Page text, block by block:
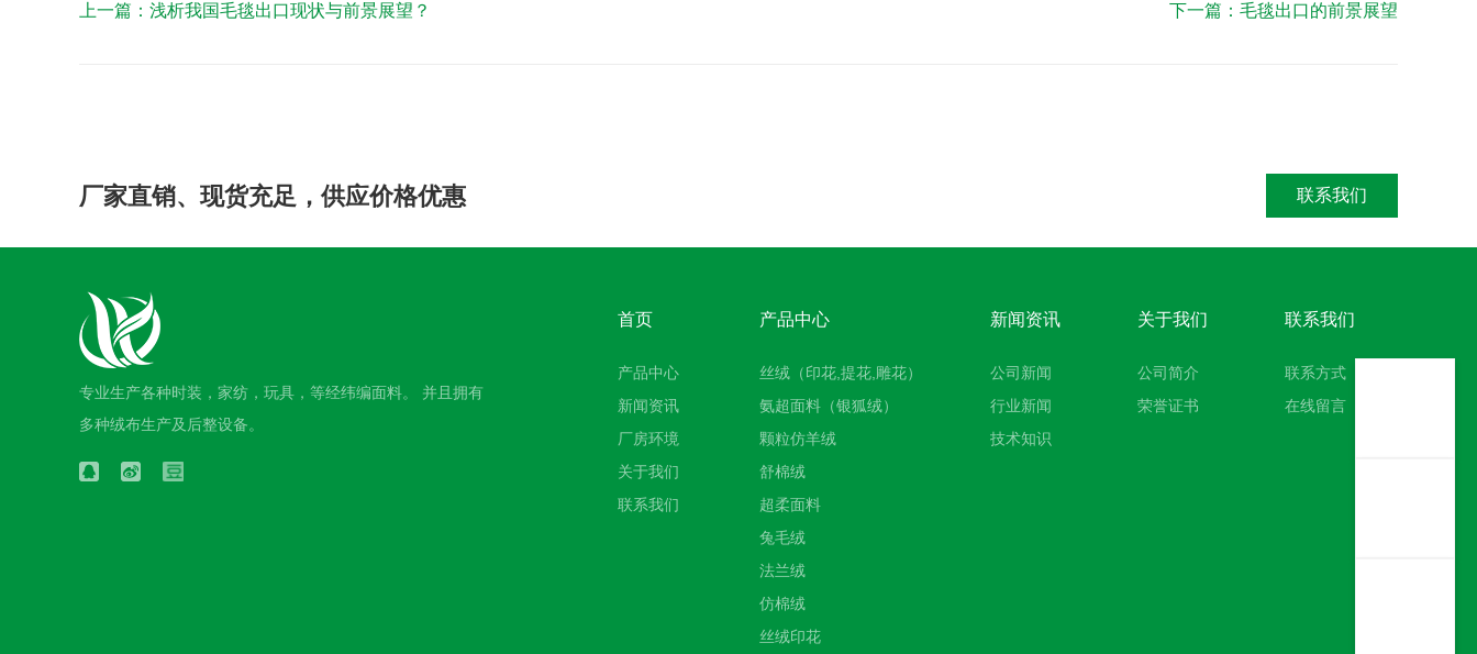
上一篇： 浅析我国毛毯出口现状与前景展望？ 下一篇： 毛毯出口的前景展望
厂家直销、现货充足，供应价格优惠 联系我们
专业生产各种时装，家纺，玩具，等经纬编面料。 并且拥有
多种绒布生产及后整设备。
首页
产品中心
新闻资讯
厂房环境
关于我们
联系我们
产品中心
丝绒（印花,提花,雕花）
氨超面料（银狐绒）
颗粒仿羊绒
舒棉绒
超柔面料
兔毛绒
法兰绒
仿棉绒
丝绒印花
新闻资讯
公司新闻
行业新闻
技术知识
关于我们
公司简介
荣誉证书
联系我们
联系方式
在线留言